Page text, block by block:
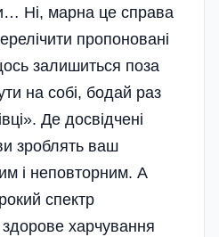
Ні, марна це справа
пропоновані
залишиться поза
на собі, бодай раз
Де досвідчені
зроблять ваш
і неповторним. А
спектр
здорове харчування